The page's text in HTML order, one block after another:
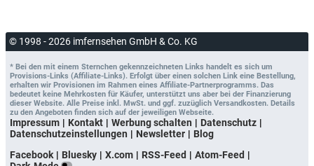
© 1998 - 2026 imfernsehen GmbH & Co. KG
* Bei den mit einem Sternchen gekennzeichneten Links handelt es sich um
Provisions-Links (Affiliate-Links). Erfolgt über einen solchen Link eine Bestellung,
erhalten wir Provisionen im Rahmen eines Affiliate-Partnerprogramms. Das
bedeutet keine Mehrkosten für Käufer, unterstützt uns aber bei der Finanzierung
dieser Website. Alle Preise inkl. MwSt. und ggf. zuzüglich Versandkosten. Details
zu den Angeboten finden sich auf der jeweiligen Webseite.
Impressum Kontakt Werbung schalten
Datenschutz
Datenschutzeinstellungen
Newsletter
Blog
Facebook
Bluesky X.com RSS-Feed
Atom-Feed